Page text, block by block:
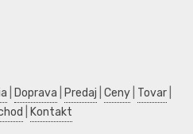
Doprava Predaj Ceny Tovar
Kontakt